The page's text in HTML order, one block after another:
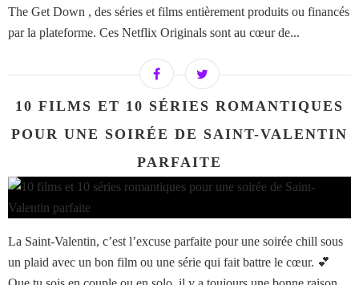
The Get Down , des séries et films entièrement produits ou financés
par la plateforme. Ces Netflix Originals sont au cœur de...
10 FILMS ET 10 SÉRIES ROMANTIQUES
POUR UNE SOIRÉE DE SAINT-VALENTIN
PARFAITE
La Saint-Valentin, c’est l’excuse parfaite pour une soirée chill sous
un plaid avec un bon film ou une série qui fait battre le cœur. 💕